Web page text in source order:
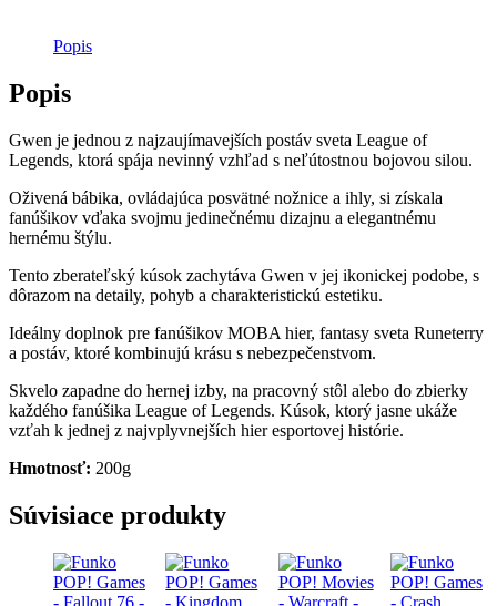
Popis
Popis
Gwen je jednou z najzaujímavejších postáv sveta League of
Legends, ktorá spája nevinný vzhľad s neľútostnou bojovou silou.
Oživená bábika, ovládajúca posvätné nožnice a ihly, si získala
fanúšikov vďaka svojmu jedinečnému dizajnu a elegantnému
hernému štýlu.
Tento zberateľský kúsok zachytáva Gwen v jej ikonickej podobe, s
dôrazom na detaily, pohyb a charakteristickú estetiku.
Ideálny doplnok pre fanúšikov MOBA hier, fantasy sveta Runeterry
a postáv, ktoré kombinujú krásu s nebezpečenstvom.
Skvelo zapadne do hernej izby, na pracovný stôl alebo do zbierky
každého fanúšika League of Legends. Kúsok, ktorý jasne ukáže
vzťah k jednej z najvplyvnejších hier esportovej histórie.
Hmotnosť: 200g
Súvisiace produkty